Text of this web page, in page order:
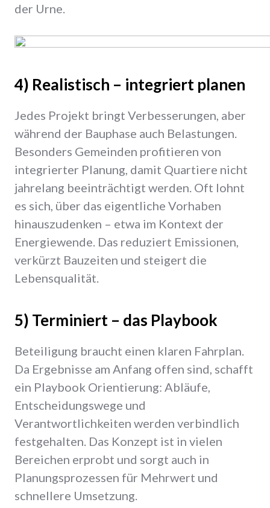
der Urne.
4) Realistisch – integriert planen
Jedes Projekt bringt Verbesserungen, aber
während der Bauphase auch Belastungen.
Besonders Gemeinden profitieren von
integrierter Planung, damit Quartiere nicht
jahrelang beeinträchtigt werden. Oft lohnt
es sich, über das eigentliche Vorhaben
hinauszudenken – etwa im Kontext der
Energiewende. Das reduziert Emissionen,
verkürzt Bauzeiten und steigert die
Lebensqualität.
5) Terminiert – das Playbook
Beteiligung braucht einen klaren Fahrplan.
Da Ergebnisse am Anfang offen sind, schafft
ein Playbook Orientierung: Abläufe,
Entscheidungswege und
Verantwortlichkeiten werden verbindlich
festgehalten. Das Konzept ist in vielen
Bereichen erprobt und sorgt auch in
Planungsprozessen für Mehrwert und
schnellere Umsetzung.